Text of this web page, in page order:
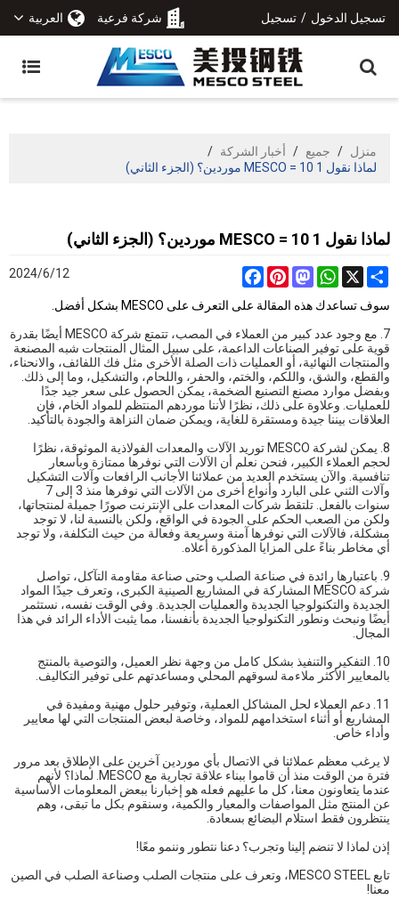
تسجيل الدخول / تسجيل شركة فرعية العربية
منزل / جميع / أخبار الشركة /
لماذا نقول 1 MESCO = 10 موردين؟ (الجزء الثاني)
لماذا نقول 1 MESCO = 10 موردين؟ (الجزء الثاني)
Share
FacebookPinterest
Mastodon
WhatsApp X
2024/6/12
سوف تساعدك هذه المقالة على التعرف على MESCO بشكل أفضل.
7. مع وجود عدد كبير من العملاء في المصب، تتمتع شركة MESCO أيضًا بقدرة
قوية على توفير الصناعات الداعمة، على سبيل المثال المنتجات شبه المصنعة
والمنتجات النهائية، أو العمليات ذات الصلة الأخرى مثل فك اللفائف، والانحناء،
والقطع، والشق، واللكم، والختم، والحفر، واللحام، والتشكيل، وما إلى ذلك.
وبفضل موارد مصنع التصنيع الضخمة، يمكن الحصول على سعر جيد جدًا
للعمليات. وعلاوة على ذلك، نظرًا لأننا موردهم المنتظم للمواد الخام، فإن
العلاقات بيننا جيدة ومستقرة للغاية، ويمكن ضمان النزاهة والجودة بالتأكيد.
8. يمكن لشركة MESCO توريد الآلات والمعدات الفولاذية الموثوقة، نظرًا
لحجم العملاء الكبير، فنحن نعلم أن الآلات التي نوفرها ممتازة وبأسعار
تنافسية. والآن يستخدم العديد من عملائنا الأجانب الرافعات وآلات التشكيل
وآلات الثني على البارد وأنواع أخرى من الآلات التي نوفرها منذ 3 إلى 7
سنوات بالفعل. تلتقط شركات المعدات على الإنترنت صورًا جميلة لمنتجاتها،
ولكن من الصعب الحكم على الجودة في الواقع، ولكن بالنسبة لنا، لا توجد
مشكلة، فالآلات التي نوفرها آمنة وسريعة وفعالة من حيث التكلفة، ولا توجد
أي مخاطر بناءً على المزايا المذكورة أعلاه.
9. باعتبارها رائدة في صناعة الصلب وحتى صناعة مقاومة التآكل، تواصل
شركة MESCO المشاركة في المشاريع الصينية الكبرى، وتعرف جيدًا المواد
الجديدة والتكنولوجيا الجديدة والعمليات الجديدة. وفي الوقت نفسه، نستثمر
أيضًا ونبحث ونطور التكنولوجيا الجديدة بأنفسنا، مما يثبت الأداء الرائد في هذا
المجال.
10. التفكير والتنفيذ بشكل كامل من وجهة نظر العميل، والتوصية بالمنتج
بالمعايير الأكثر ملاءمة لسوقهم المحلي ومساعدتهم على توفير التكاليف.
11. دعم العملاء لحل المشاكل العملية، وتوفير حلول مهنية ومفيدة في
المشاريع أو أثناء استخدامهم للمواد، وخاصة لبعض المنتجات التي لها معايير
وأداء خاص.
لا يرغب معظم عملائنا في الاتصال بأي موردين آخرين على الإطلاق بعد مرور
فترة من الوقت منذ أن قاموا ببناء علاقة تجارية مع MESCO. لماذا؟ لأنهم
عندما يتعاونون معنا، كل ما عليهم فعله هو إخبارنا ببعض المعلومات الأساسية
عن المنتج مثل المواصفات والمعيار والكمية، وسنقوم بكل ما تبقى، وهم
ينتظرون فقط استلام البضائع بسعادة.
إذن لماذا لا تنضم إلينا وتجرب؟ دعنا نتطور وننمو معًا!
تابع MESCO STEEL، وتعرف على منتجات الصلب وصناعة الصلب في الصين
معنا!